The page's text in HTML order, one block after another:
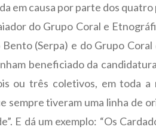
em causa por parte dos
do Grupo Coral e
(Serpa) e do Grupo
beneficiado da
ou três coletivos, em toda
sempre tiveram uma linha de
E dá um exemplo: “Os